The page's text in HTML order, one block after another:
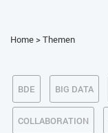
Home>Themen
BDE BIG DATA
COLLABORATION